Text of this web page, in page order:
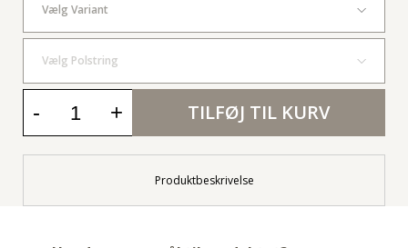
Vælg Variant
Vælg Polstring
- + TILFØJ TIL KURV
Produktbeskrivelse